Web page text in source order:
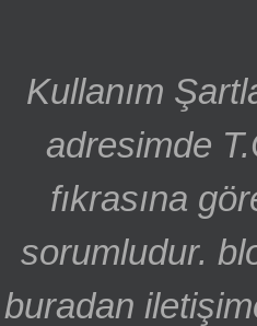
Kullanım
adresimde
fıkrasına
sorumludur.
buradan